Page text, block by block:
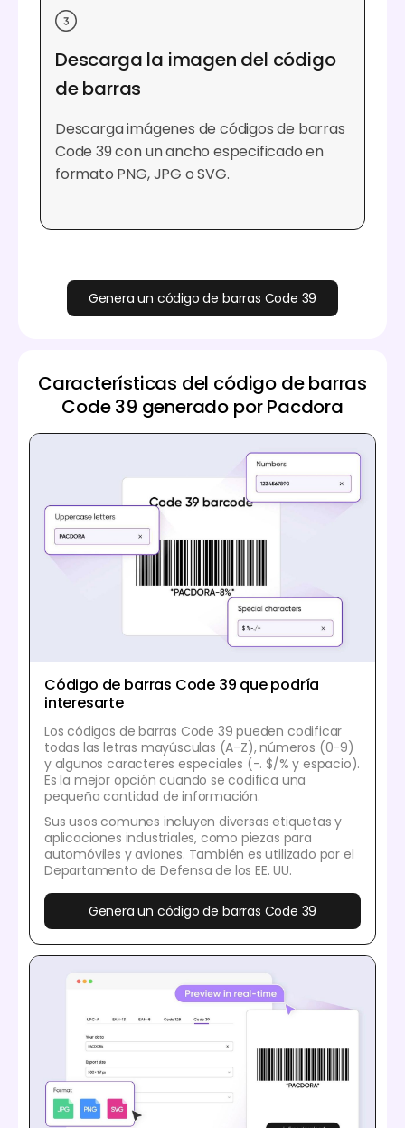
Descarga la imagen del código
de barras
Descarga imágenes de códigos de barras
Code 39 con un ancho especificado en
formato PNG, JPG o SVG.
Genera un código de barras Code 39
Características del código de barras
Code 39 generado por Pacdora
Código de barras Code 39 que podría
interesarte
Los códigos de barras Code 39 pueden codificar
todas las letras mayúsculas (A-Z), números (0-9)
y algunos caracteres especiales (-. $/% y espacio).
Es la mejor opción cuando se codifica una
pequeña cantidad de información.
Sus usos comunes incluyen diversas etiquetas y
aplicaciones industriales, como piezas para
automóviles y aviones. También es utilizado por el
Departamento de Defensa de los EE. UU.
Genera un código de barras Code 39